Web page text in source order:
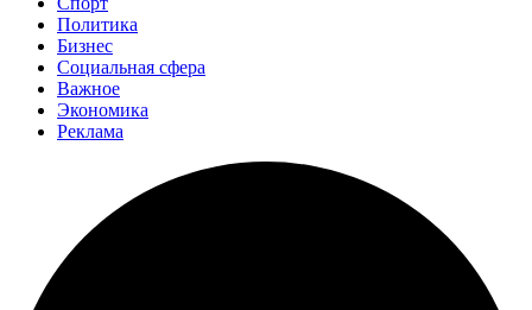
Политика
Бизнес
Социальная сфера
Важное
Экономика
Реклама